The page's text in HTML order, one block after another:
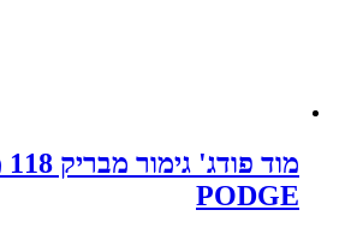
PODGE